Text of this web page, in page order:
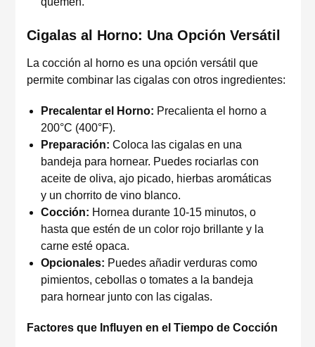
Cigalas al Horno: Una Opción Versátil
La cocción al horno es una opción versátil que
permite combinar las cigalas con otros ingredientes:
Precalentar el Horno: Precalienta el horno a
200°C (400°F).
Preparación: Coloca las cigalas en una
bandeja para hornear. Puedes rociarlas con
aceite de oliva, ajo picado, hierbas aromáticas
y un chorrito de vino blanco.
Cocción: Hornea durante 10-15 minutos, o
hasta que estén de un color rojo brillante y la
carne esté opaca.
Opcionales: Puedes añadir verduras como
pimientos, cebollas o tomates a la bandeja
para hornear junto con las cigalas.
Factores que Influyen en el Tiempo de Cocción